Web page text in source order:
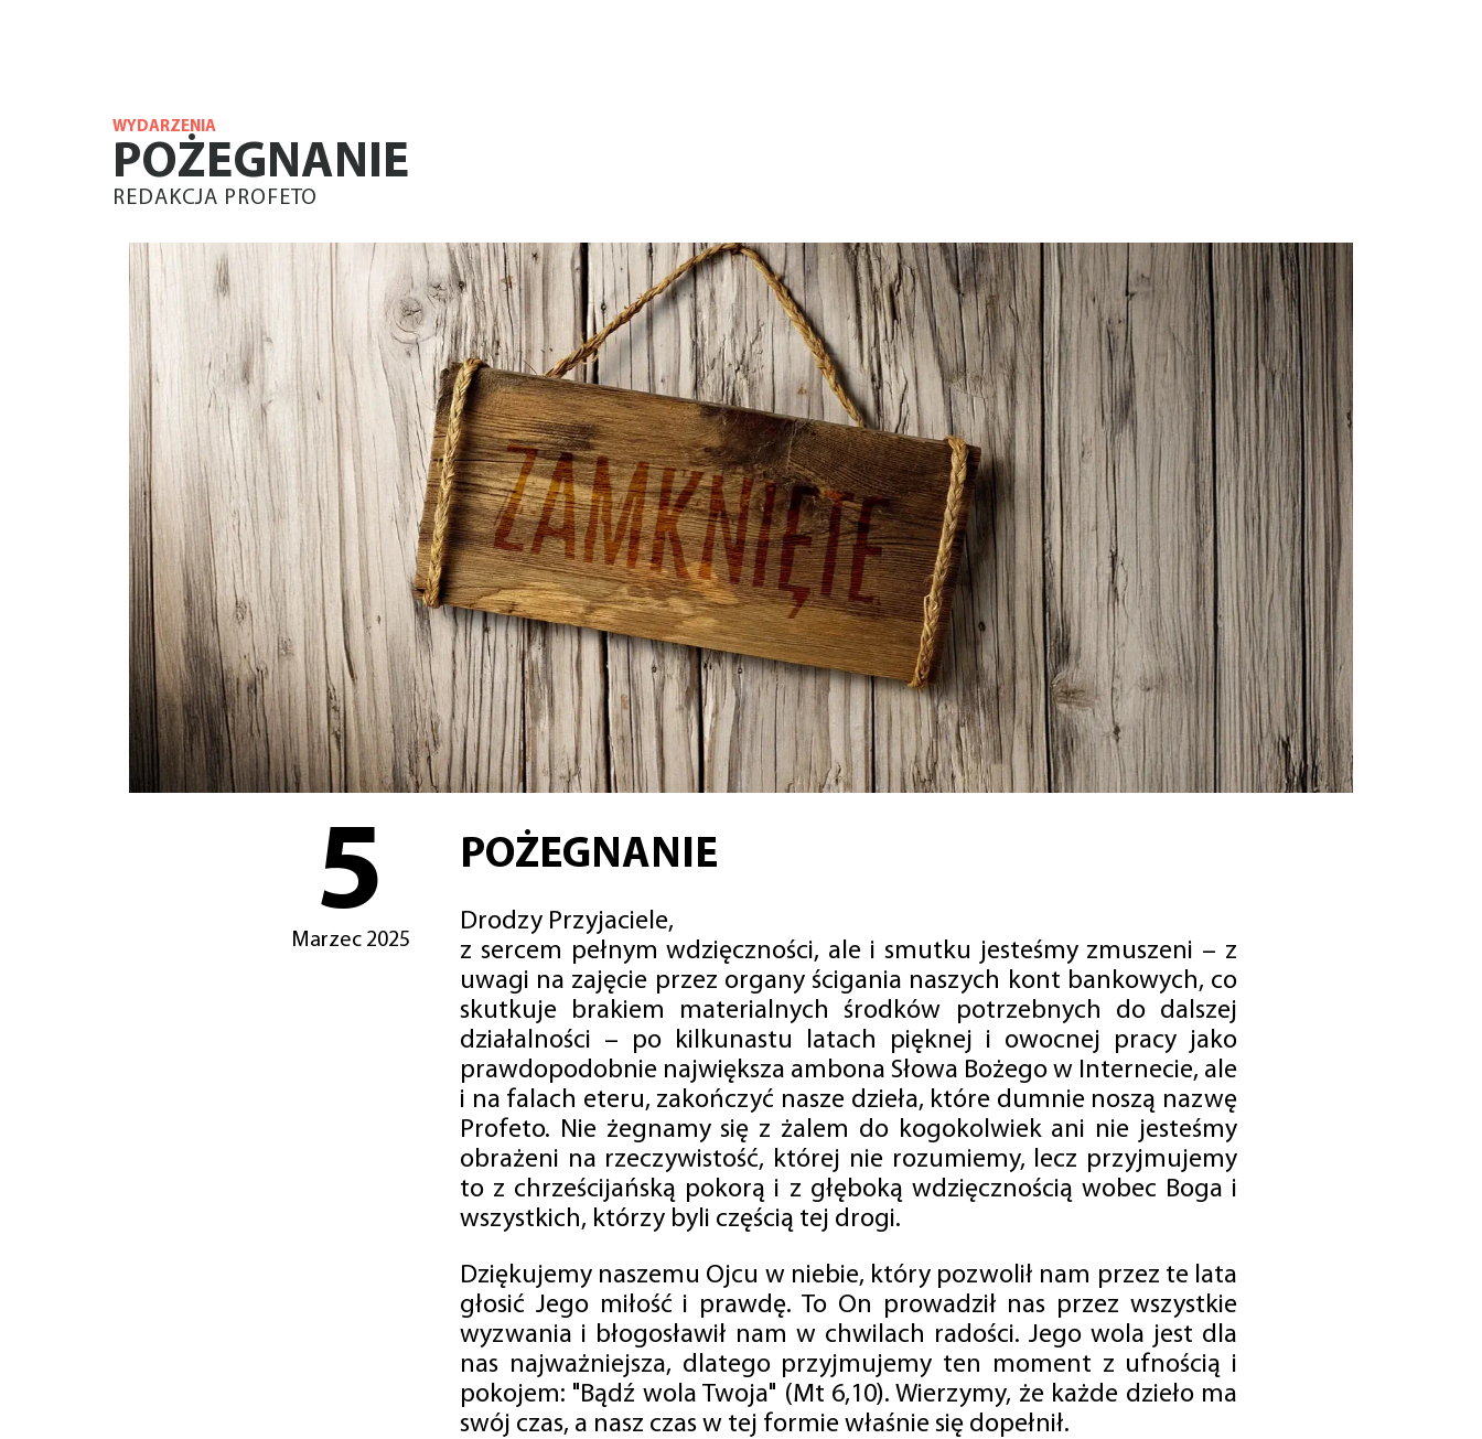
WYDARZENIA
POŻEGNANIE
REDAKCJA PROFETO
5
Marzec 2025
POŻEGNANIE
Drodzy Przyjaciele,
z sercem pełnym wdzięczności, ale i smutku jesteśmy zmuszeni – z
uwagi na zajęcie przez organy ścigania naszych kont bankowych, co
skutkuje brakiem materialnych środków potrzebnych do dalszej
działalności – po kilkunastu latach pięknej i owocnej pracy jako
prawdopodobnie największa ambona Słowa Bożego w Internecie, ale
i na falach eteru, zakończyć nasze dzieła, które dumnie noszą nazwę
Profeto. Nie żegnamy się z żalem do kogokolwiek ani nie jesteśmy
obrażeni na rzeczywistość, której nie rozumiemy, lecz przyjmujemy
to z chrześcijańską pokorą i z głęboką wdzięcznością wobec Boga i
wszystkich, którzy byli częścią tej drogi.
Dziękujemy naszemu Ojcu w niebie, który pozwolił nam przez te lata
głosić Jego miłość i prawdę. To On prowadził nas przez wszystkie
wyzwania i błogosławił nam w chwilach radości. Jego wola jest dla
nas najważniejsza, dlatego przyjmujemy ten moment z ufnością i
pokojem: "Bądź wola Twoja" (Mt 6,10). Wierzymy, że każde dzieło ma
swój czas, a nasz czas w tej formie właśnie się dopełnił.